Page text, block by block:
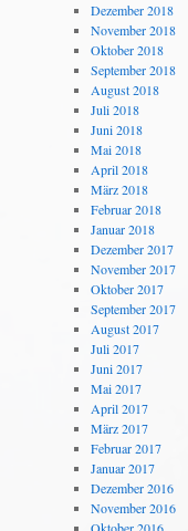
Dezember 2018
November 2018
Oktober 2018
September 2018
August 2018
Juli 2018
Juni 2018
Mai 2018
April 2018
März 2018
Februar 2018
Januar 2018
Dezember 2017
November 2017
Oktober 2017
September 2017
August 2017
Juli 2017
Juni 2017
Mai 2017
April 2017
März 2017
Februar 2017
Januar 2017
Dezember 2016
November 2016